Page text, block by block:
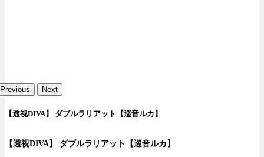
Previous Next
【透视DIVA】 ダブルラリアット【巡音ルカ】
【透视DIVA】 ダブルラリアット【巡音ルカ】